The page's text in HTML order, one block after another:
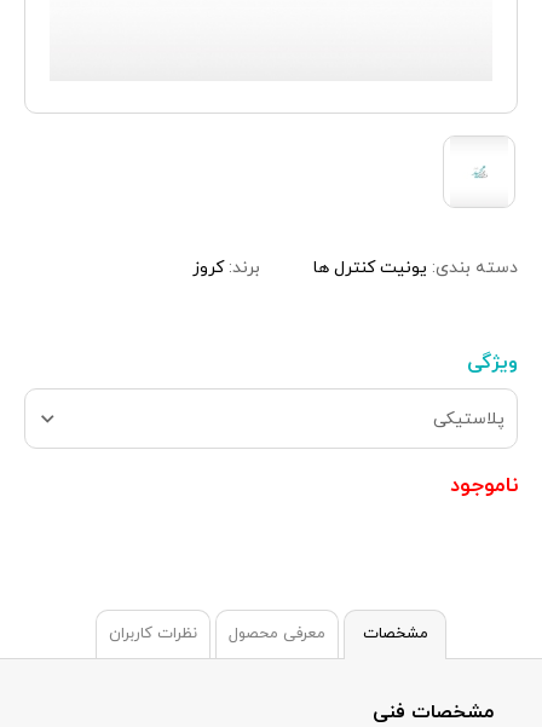
دسته بندی: یونیت کنترل ها برند:کروز
ویژگی
پلاستیکی
ناموجود
مشخصات معرفی محصول نظرات کاربران
مشخصات فنی